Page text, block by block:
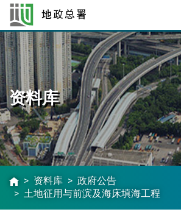
资料库
资料库
政府公告
土地征用与前滨及海床填海工程